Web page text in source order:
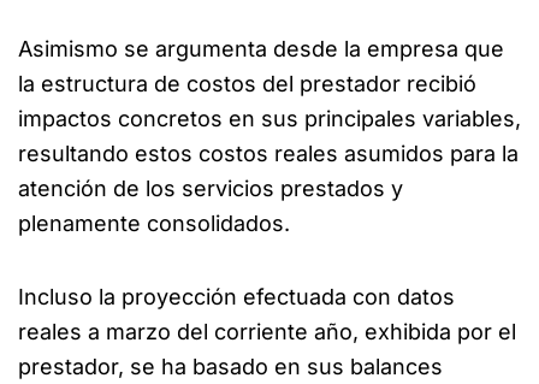
Asimismo se argumenta desde la empresa que
la estructura de costos del prestador recibió
impactos concretos en sus principales variables,
resultando estos costos reales asumidos para la
atención de los servicios prestados y
plenamente consolidados.
Incluso la proyección efectuada con datos
reales a marzo del corriente año, exhibida por el
prestador, se ha basado en sus balances